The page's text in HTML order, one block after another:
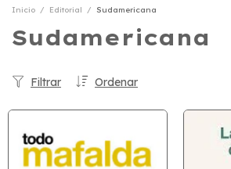
Inicio / Editorial / Sudamericana
Sudamericana
Ordenar
Filtrar